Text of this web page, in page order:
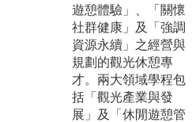
遊憩體驗」、「關懷
社群健康」及「強調
資源永續」之經營與
規劃的觀光休憩專
才。兩大領域學程包
括「觀光產業與發
展」及「休閒遊憩管